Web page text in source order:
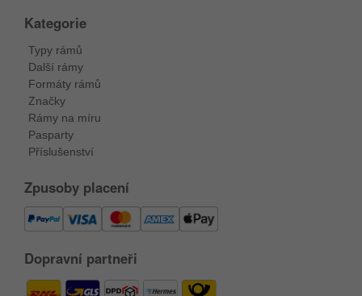
Kategorie
Typy rámů
Další rámy
Formáty rámů
Značky
Rámy na míru
Pasparty
Příslušenství
Zpusoby placení
Dopravní partneři